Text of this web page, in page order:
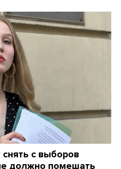
с выборов
должно помешать